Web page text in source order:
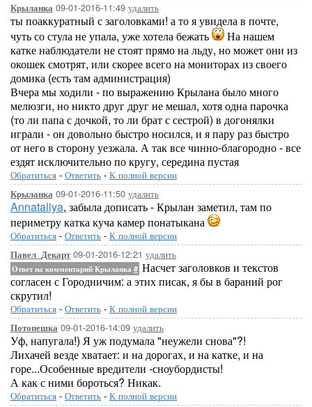
Крыланка 09-01-2016-11:49 удалить
ты поаккуратный с заголовками! а то я увидела в почте,
чуть со стула не упала, уже хотела бежать
На нашем
катке наблюдатели не стоят прямо на льду, но может они из
окошек смотрят, или скорее всего на мониторах из своего
домика (есть там администрация)
Вчера мы ходили - по выражению Крылана было много
мелюзги, но никто друг друг не мешал, хотя одна парочка
(то ли папа с дочкой, то ли брат с сестрой) в догонялки
играли - он довольно быстро носился, и я пару раз быстро
от него в сторону уезжала. А так все чинно-благородно - все
ездят исключительно по кругу, середина пустая
Обратиться - Ответить - К полной версии
Крыланка 09-01-2016-11:50 удалить
Annataliya, забыла дописать - Крылан заметил, там по
периметру катка куча камер понатыкана
Обратиться - Ответить - К полной версии
Павел_Декарт09-01-2016-12:21 удалить
Ответ на комментарий Крыланка # Насчет заголовков и текстов
согласен с Городничим: а этих писак, я бы в бараний рог
скрутил!
Обратиться - Ответить - К полной версии
Потопешка 09-01-2016-14:09 удалить
Уф, напугала!) Я уж подумала "неужели снова"?!
Лихачей везде хватает: и на дорогах, и на катке, и на
горе...Особенные вредители -сноубордисты!
А как с ними бороться? Никак.
Обратиться - Ответить - К полной версии